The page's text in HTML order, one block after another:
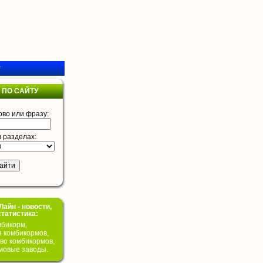
САЙТУ
или фразу:
разделах:
- новости,
комбикормов,
комбикормов,
заводы.